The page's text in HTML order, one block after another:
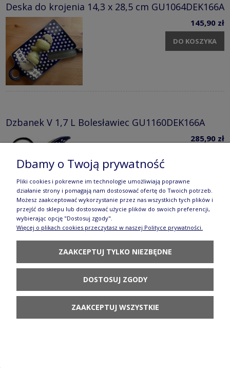
Deska do krojenia 14,3 x 28,5 cm GU1064DEK166A
145,90 zł
DO KOSZYKA
Dzbanek V 1,7 L Bolesławiec GU1160DEK166A
285,90 zł
DOSTĘPNOŚCI
Filiżanka i spodek krokus Ceramika Bolesławiec V
0,22 L GU775 DEK166A
DO KOSZYKA
Dbamy o Twoją prywatność
Pliki cookies i pokrewne im technologie umożliwiają poprawne
działanie strony i pomagają nam dostosować ofertę do Twoich potrzeb.
Możesz zaakceptować wykorzystanie przez nas wszystkich tych plików i
przejść do sklepu lub dostosować użycie plików do swoich preferencji,
wybierając opcję "Dostosuj zgody".
Więcej o plikach cookies przeczytasz w naszej Polityce prywatności.
ZAAKCEPTUJ TYLKO NIEZBĘDNE
DOSTOSUJ ZGODY
ZAAKCEPTUJ WSZYSTKIE